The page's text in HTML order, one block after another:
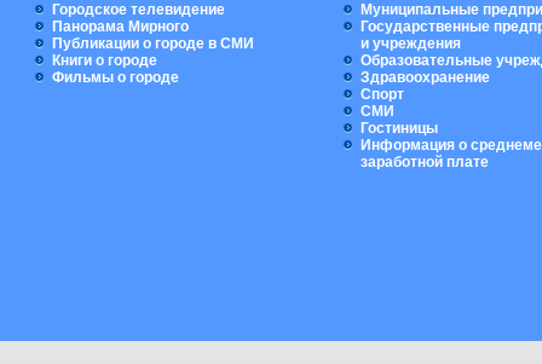
Городское телевидение
Панорама Мирного
Публикации о городе в СМИ
Книги о городе
Фильмы о городе
Муниципальные
Государственные
и учреждения
Образовательные
Здравоохранение
Спорт
СМИ
Гостиницы
Информация о
заработной плате